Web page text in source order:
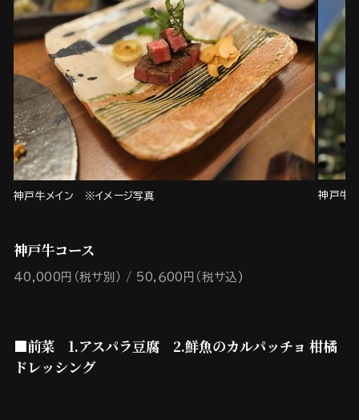
神戸牛メイン ※イメージ写真 神戸牛
神戸牛コース
40,000円（税サ別） 50,６00円（税サ込)
■前菜 1.アスパラ豆腐 2.鮮魚のカルパッチョ 柑橘
ドレッシング